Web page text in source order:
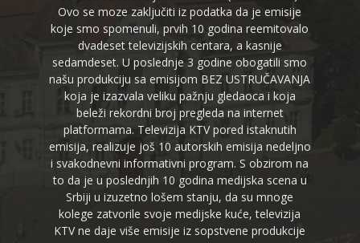
Ovo se moze zaključiti iz podatka da je emisije
koje smo spomenuli, prvih 10 godina reemitovalo
dvadeset televizijskih centara, a kasnije
sedamdeset. U poslednje 3 godine obogatili smo
našu produkciju sa emisijom BEZ USTRUČAVANJA
koja je izazvala veliku pažnju gledaoca i koja
beleži rekordni broj pregleda na internet
platformama. Televizija KTV pored istaknutih
emisija, realizuje još 10 autorskih emisija nedeljno
i svakodnevni informativni program. S obzirom na
to da je u poslednjih 10 godina medijska scena u
Srbiji u izuzetno lošem stanju, da su mnoge
kolege zatvorile svoje medijske kuće, televizija
KTV ne daje više emisije iz sopstvene produkcije